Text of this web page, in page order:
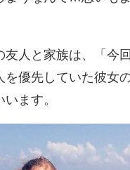
友人と家族は、「今
を優先していた彼女
ます。